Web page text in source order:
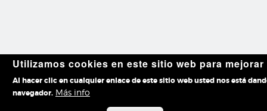
Utilizamos cookies en este sitio web para
Al hacer clic en cualquier enlace de este sitio web usted nos está
navegador. Más info